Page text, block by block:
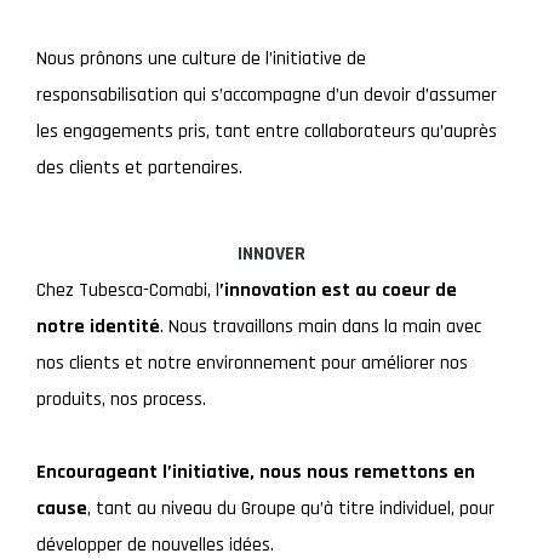
Nous prônons une culture de l’initiative de
responsabilisation qui s’accompagne d’un devoir d’assumer
les engagements pris, tant entre collaborateurs qu’auprès
des clients et partenaires.
INNOVER
Chez Tubesca-Comabi, l’innovation est au coeur de
notre identité. Nous travaillons main dans la main avec
nos clients et notre environnement pour améliorer nos
produits, nos process.
Encourageant l’initiative, nous nous remettons en
cause, tant au niveau du Groupe qu’à titre individuel, pour
développer de nouvelles idées.